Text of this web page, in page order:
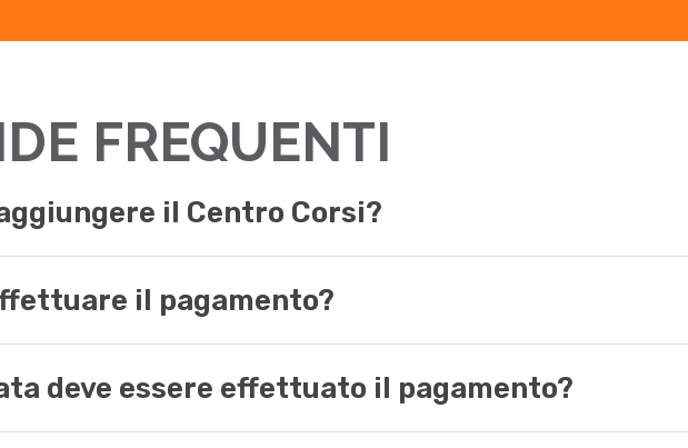
FREQUENTI
il Centro Corsi?
il pagamento?
deve essere effettuato il pagamento?